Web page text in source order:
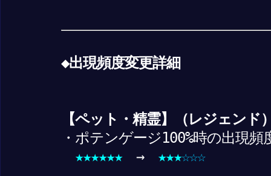
◆出現頻度変更詳細
【ペット・精霊】（レジェンド
・ポテンゲージ100%時の出現頻
★★★★★★→ ★★★☆☆☆